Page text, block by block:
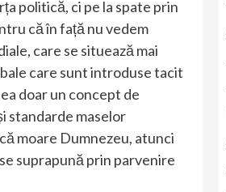
politică, ci pe la spate prin
că în față nu vedem
care se situează mai
care sunt introduse tacit
doar un concept de
standarde maselor
moare Dumnezeu, atunci
suprapună prin parvenire